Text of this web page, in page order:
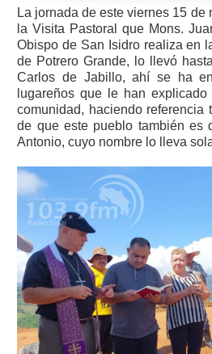
La jornada de este viernes 15 de
la Visita Pastoral que Mons.
Obispo de San Isidro realiza en
de Potrero Grande, lo llevó
Carlos de Jabillo, ahí se ha
lugareños que le han
comunidad, haciendo referencia
de que este pueblo también es
Antonio, cuyo nombre lo lleva